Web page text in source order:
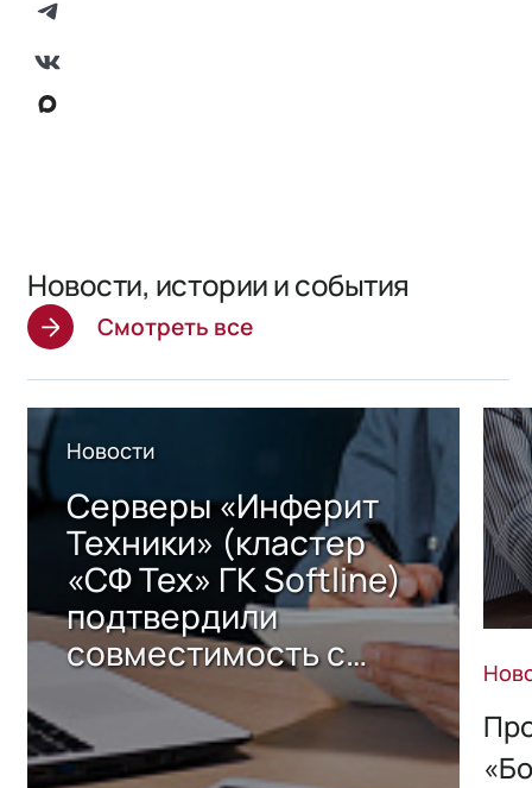
Новости, истории и события
Смотреть все
Новости
Серверы «Инферит
Техники» (кластер
«СФ Тех» ГК Softline)
подтвердили
совместимость с
решением Sharx
Storage 2.x для
хранения данных